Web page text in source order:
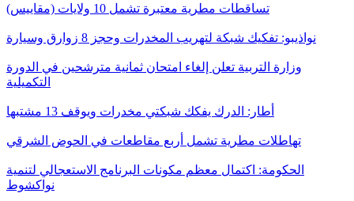
تساقطات مطرية معتبرة تشمل 10 ولايات (مقاييس)
نواذيبو: تفكيك شبكة لتهريب المخدرات وحجز 8 زوارق وسيارة
وزارة التربية تعلن إلغاء امتحان ثمانية مترشحين في الدورة
التكميلية
أطار: الدرك يفكك شبكتي مخدرات ويوقف 13 مشتبها
تهاطلات مطرية تشمل أربع مقاطعات في الحوض الشرقي
الحكومة: اكتمال معظم مكونات البرنامج الاستعجالي لتنمية
نواكشوط